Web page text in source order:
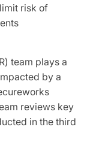
risk of
team plays a
by a
reviews key
in the third